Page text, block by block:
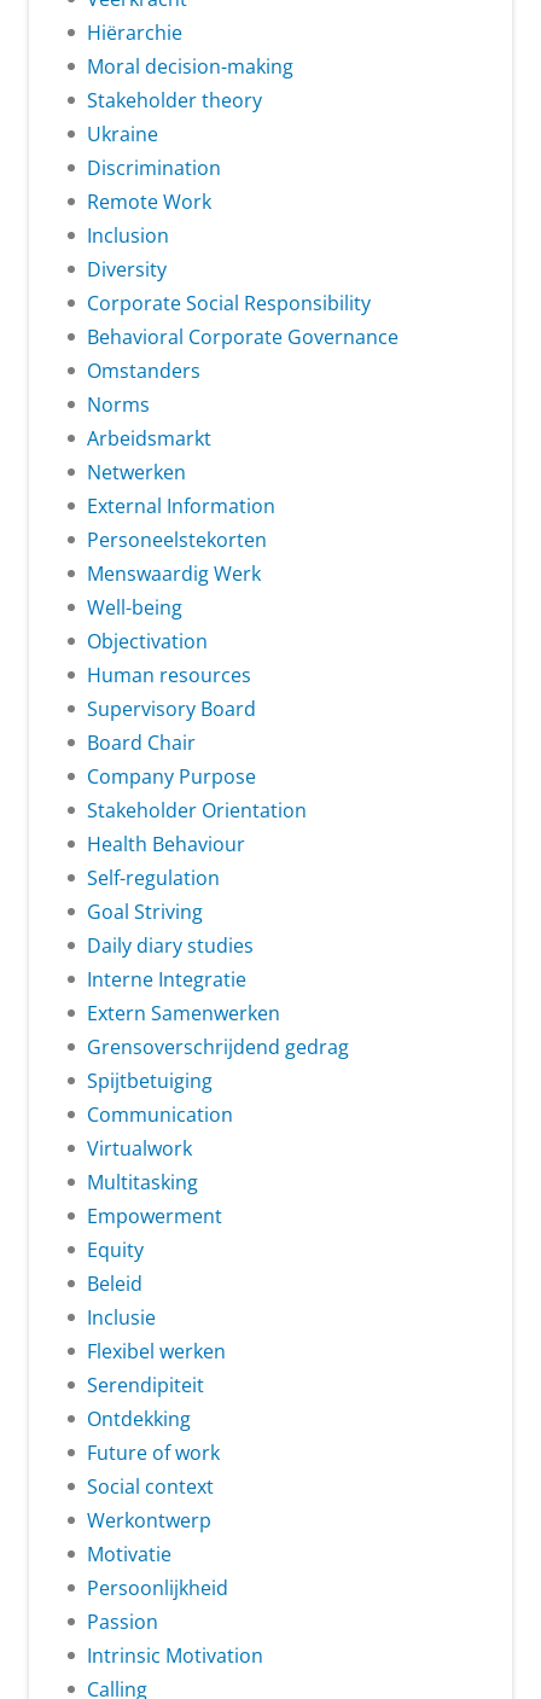
Hiërarchie
Moral decision-making
Stakeholder theory
Ukraine
Discrimination
Remote Work
Inclusion
Diversity
Corporate Social Responsibility
Behavioral Corporate Governance
Omstanders
Norms
Arbeidsmarkt
Netwerken
External Information
Personeelstekorten
Menswaardig Werk
Well-being
Objectivation
Human resources
Supervisory Board
Board Chair
Company Purpose
Stakeholder Orientation
Health Behaviour
Self-regulation
Goal Striving
Daily diary studies
Interne Integratie
Extern Samenwerken
Grensoverschrijdend gedrag
Spijtbetuiging
Communication
Virtualwork
Multitasking
Empowerment
Equity
Beleid
Inclusie
Flexibel werken
Serendipiteit
Ontdekking
Future of work
Social context
Werkontwerp
Motivatie
Persoonlijkheid
Passion
Intrinsic Motivation
Calling